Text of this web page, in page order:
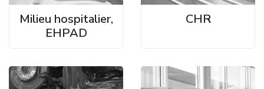
Milieu hospitalier,
EHPAD
CHR